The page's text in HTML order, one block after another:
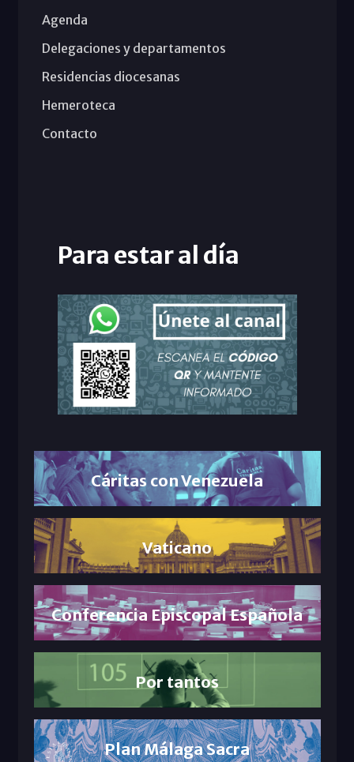
Agenda
Delegaciones y departamentos
Residencias diocesanas
Hemeroteca
Contacto
Para estar al día
Cáritas con Venezuela
Vaticano
Conferencia Episcopal Española
Por tantos
Plan Málaga Sacra